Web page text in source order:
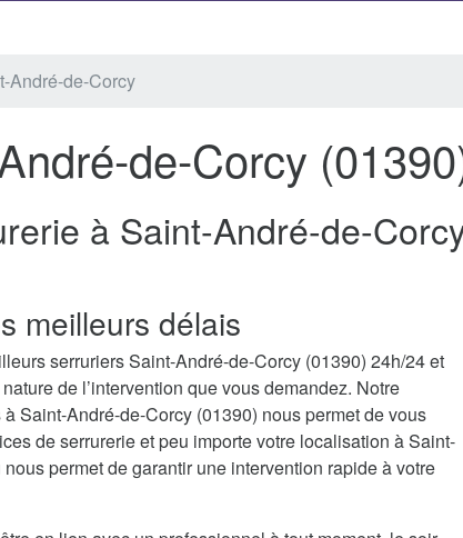
André-de-Corcy
de-Corcy
à Saint-André-de-
meilleurs délais
serruriers Saint-André-de-Corcy (01390) 24h/24 et
de l’intervention que vous demandez. Notre
Saint-André-de-Corcy (01390) nous permet de vous
de serrurerie et peu importe votre localisation à Saint-
permet de garantir une intervention rapide à votre